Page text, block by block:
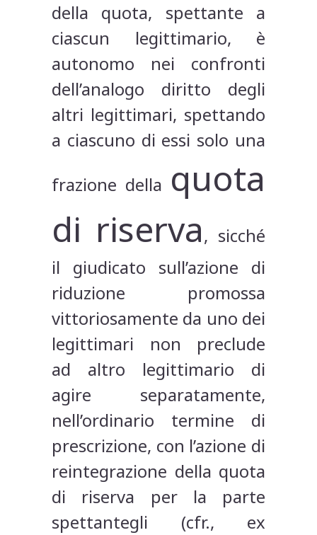
della quota, spettante a
ciascun legittimario, è
autonomo nei confronti
dell’analogo diritto degli
altri legittimari, spettando
a ciascuno di essi solo una
frazione della quota
di riserva, sicché
il giudicato sull’azione di
riduzione promossa
vittoriosamente da uno dei
legittimari non preclude
ad altro legittimario di
agire separatamente,
nell’ordinario termine di
prescrizione, con l’azione di
reintegrazione della quota
di riserva per la parte
spettantegli (cfr., ex